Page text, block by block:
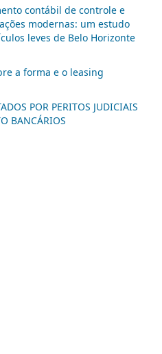
contábil de controle e
modernas: um estudo
leves de Belo Horizonte
a forma e o leasing
POR PERITOS JUDICIAIS
BANCÁRIOS